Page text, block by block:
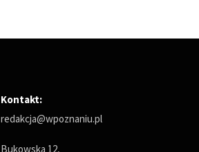
Kontakt:
redakcja@wpoznaniu.pl
Bukowska 12,